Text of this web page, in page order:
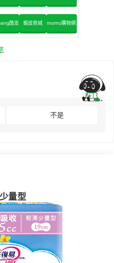
酷澎 蝦皮商城 momo購物網
不是
量型